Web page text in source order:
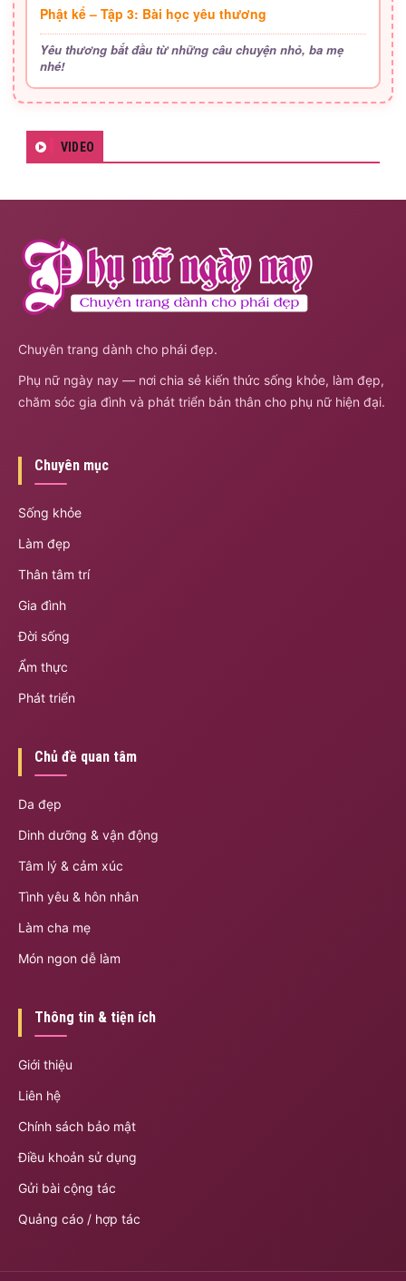
Phật kể – Tập 3: Bài học yêu thương
Yêu thương bắt đầu từ những câu chuyện nhỏ, ba mẹ
nhé!
VIDEO
Chuyên trang dành cho phái đẹp.
Phụ nữ ngày nay — nơi chia sẻ kiến thức sống khỏe, làm đẹp,
chăm sóc gia đình và phát triển bản thân cho phụ nữ hiện đại.
Chuyên mục
Sống khỏe
Làm đẹp
Thân tâm trí
Gia đình
Đời sống
Ẩm thực
Phát triển
Chủ đề quan tâm
Da đẹp
Dinh dưỡng & vận động
Tâm lý & cảm xúc
Tình yêu & hôn nhân
Làm cha mẹ
Món ngon dễ làm
Thông tin & tiện ích
Giới thiệu
Liên hệ
Chính sách bảo mật
Điều khoản sử dụng
Gửi bài cộng tác
Quảng cáo / hợp tác